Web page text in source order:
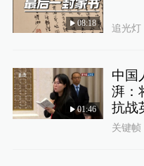
08:18 追光灯
01:46
中国
湃：
抗战
关键帧